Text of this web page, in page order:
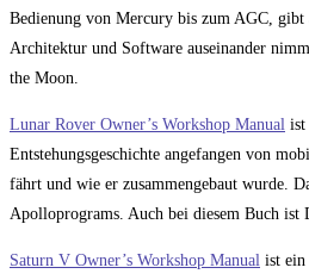
Bedienung von Mercury bis zum AGC,
Architektur und Software auseinander
the Moon.
Lunar Rover Owner’s Workshop Manual ist
Entstehungsgeschichte angefangen von
fährt und wie er zusammengebaut wurde.
Apolloprograms. Auch bei diesem Buch ist
Saturn V Owner’s Workshop Manual ist ein